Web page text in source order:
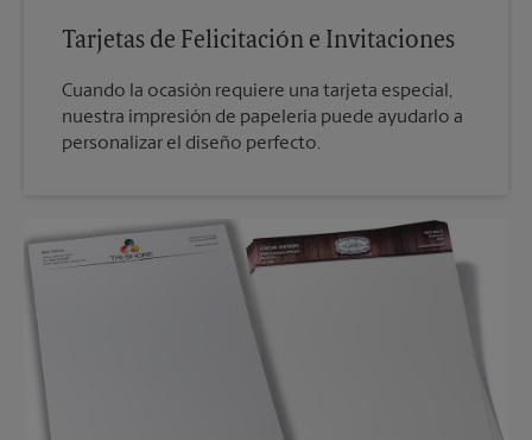
Tarjetas de Felicitación e Invitaciones
Cuando la ocasión requiere una tarjeta especial,
nuestra impresión de papelería puede ayudarlo a
personalizar el diseño perfecto.